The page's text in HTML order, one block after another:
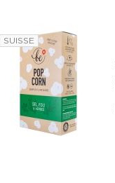
SUISSE